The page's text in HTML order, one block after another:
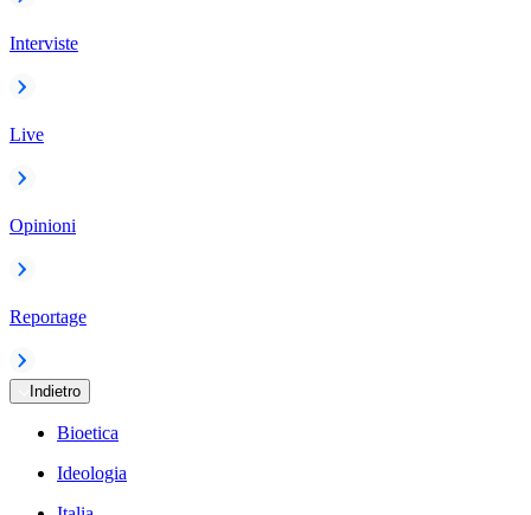
Interviste
Live
Opinioni
Reportage
Indietro
Bioetica
Ideologia